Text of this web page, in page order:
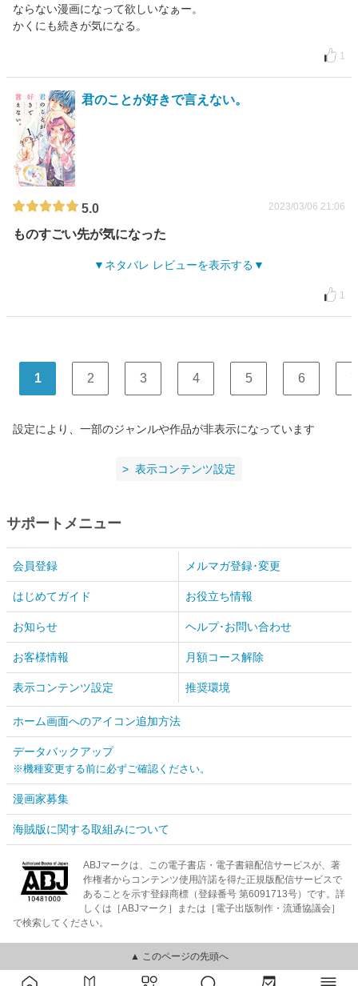
ならない漫画になって欲しいなぁー。
かくにも続きが気になる。
1
君のことが好きで言えない。
5.0 2023/03/06 21:06
ものすごい先が気になった
ネタバレ レビューを表示する
1
1 2 3 4 5 6 7
設定により、一部のジャンルや作品が非表示になっています
表示コンテンツ設定
サポートメニュー
会員登録 メルマガ登録･変更
はじめてガイド お役立ち情報
お知らせ ヘルプ･お問い合わせ
お客様情報 月額コース解除
表示コンテンツ設定 推奨環境
ホーム画面へのアイコン追加方法
データバックアップ
※機種変更する前に必ずご確認ください。
漫画家募集
海賊版に関する取組みについて
ABJマークは、この電子書店・電子書籍配信サービスが、著
作権者からコンテンツ使用許諾を得た正規版配信サービスで
あることを示す登録商標（登録番号 第6091713号）です。詳
しくは［ABJマーク］または［電子出版制作・流通協議会］
で検索してください。
▲ このページの先頭へ